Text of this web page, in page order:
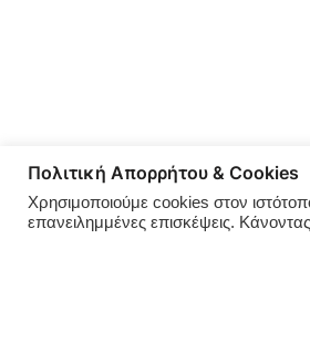
Πολιτική Απορρήτου & Cookies
Χρησιμοποιούμε cookies στον
επανειλημμένες επισκέψεις.